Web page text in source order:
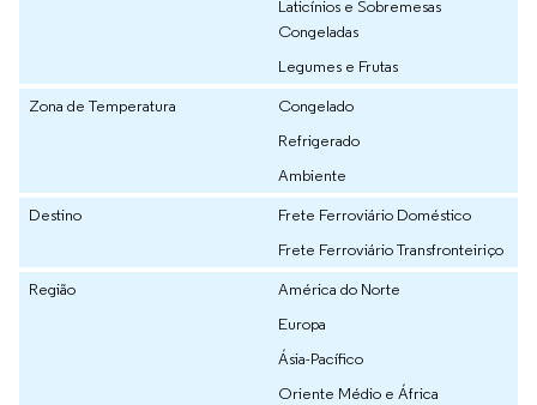
Laticínios e Sobremesas
Congeladas
Legumes e Frutas
Zona de Temperatura
Congelado
Refrigerado
Ambiente
Destino
Frete Ferroviário Doméstico
Frete Ferroviário Transfronteiriço
Região
América do Norte
Europa
Ásia-Pacífico
Oriente Médio e África